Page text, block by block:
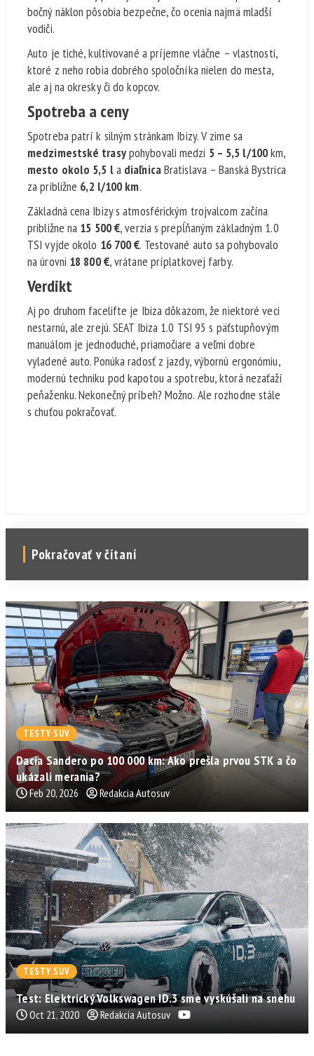
bočný náklon pôsobia bezpečne, čo ocenia najmä mladší
vodiči.
Auto je tiché, kultivované a príjemne vláčne – vlastnosti,
ktoré z neho robia dobrého spoločníka nielen do mesta,
ale aj na okresky či do kopcov.
Spotreba a ceny
Spotreba patrí k silným stránkam Ibizy. V zime sa
medzimestské trasypohybovali medzi 5 – 5,5 l/100km,
mesto okolo 5,5 la diaľnicaBratislava – Banská Bystrica
za približne 6,2 l/100 km.
Základná cena Ibizy s atmosférickým trojvalcom začína
približne na 15 500 €, verzia s prepĺňaným základným 1.0
TSI vyjde okolo 16 700 €. Testované auto sa pohybovalo
na úrovni 18 800 €, vrátane príplatkovej farby.
Verdikt
Aj po druhom facelifte je Ibiza dôkazom, že niektoré veci
nestarnú, ale zrejú. SEAT Ibiza 1.0 TSI 95 s päťstupňovým
manuálom je jednoduché, priamočiare a veľmi dobre
vyladené auto. Ponúka radosť z jazdy, výbornú ergonómiu,
modernú techniku pod kapotou a spotrebu, ktorá nezaťaží
peňaženku. Nekonečný príbeh? Možno. Ale rozhodne stále
s chuťou pokračovať.
Pokračovať v čítaní
TESTY SUV
Dacia Sandero po 100 000 km: Ako prešla prvou STK a čo
ukázali merania?
Feb 20, 2026 Redakcia Autosuv
TESTY SUV
Test: Elektrický Volkswagen ID.3 sme vyskúšali na snehu
Oct 21, 2020 Redakcia Autosuv